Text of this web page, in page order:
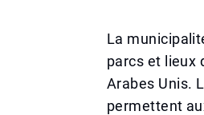
La
parcs et lieux
Arabes Unis.
permettent